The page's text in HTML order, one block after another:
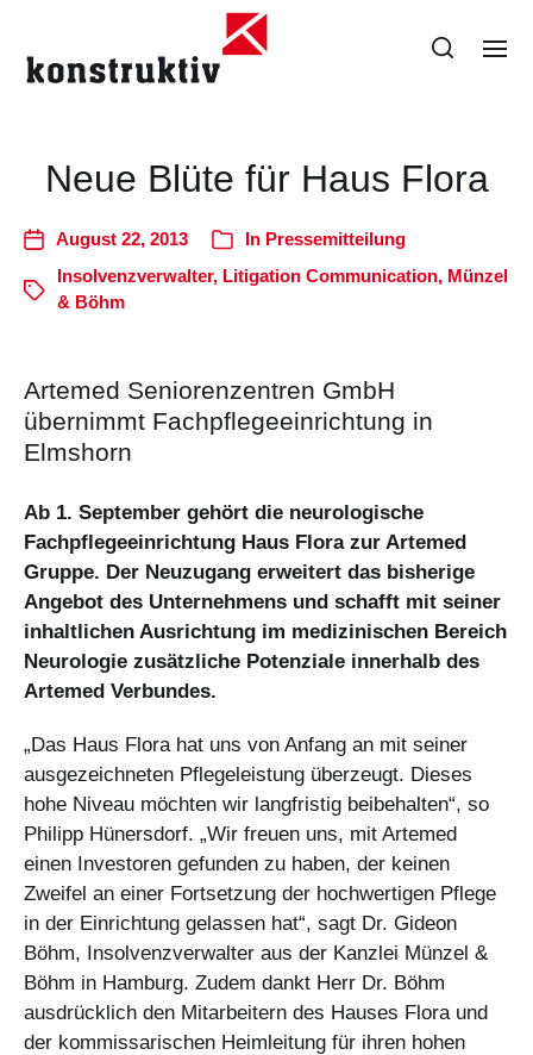
Neue Blüte für Haus Flora
August 22, 2013 In Pressemitteilung
Insolvenzverwalter, Litigation Communication, Münzel
& Böhm
Artemed Seniorenzentren GmbH
übernimmt Fachpflegeeinrichtung in
Elmshorn
Ab 1. September gehört die neurologische
Fachpflegeeinrichtung Haus Flora zur Artemed
Gruppe. Der Neuzugang erweitert das bisherige
Angebot des Unternehmens und schafft mit seiner
inhaltlichen Ausrichtung im medizinischen Bereich
Neurologie zusätzliche Potenziale innerhalb des
Artemed Verbundes.
„Das Haus Flora hat uns von Anfang an mit seiner
ausgezeichneten Pflegeleistung überzeugt. Dieses
hohe Niveau möchten wir langfristig beibehalten“, so
Philipp Hünersdorf. „Wir freuen uns, mit Artemed
einen Investoren gefunden zu haben, der keinen
Zweifel an einer Fortsetzung der hochwertigen Pflege
in der Einrichtung gelassen hat“, sagt Dr. Gideon
Böhm, Insolvenzverwalter aus der Kanzlei Münzel &
Böhm in Hamburg. Zudem dankt Herr Dr. Böhm
ausdrücklich den Mitarbeitern des Hauses Flora und
der kommissarischen Heimleitung für ihren hohen